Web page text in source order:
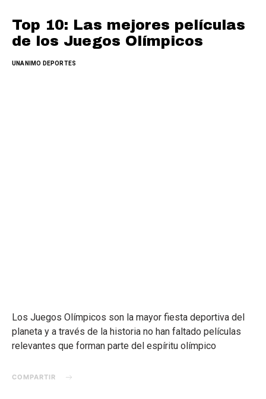
Top 10: Las mejores películas
de los Juegos Olímpicos
UNANIMO DEPORTES
Los Juegos Olímpicos son la mayor fiesta deportiva del
planeta y a través de la historia no han faltado películas
relevantes que forman parte del espíritu olímpico
COMPARTIR